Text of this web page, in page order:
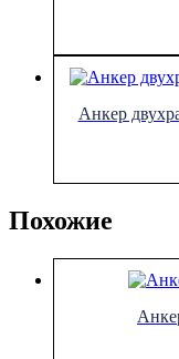
Анкер
Похожие